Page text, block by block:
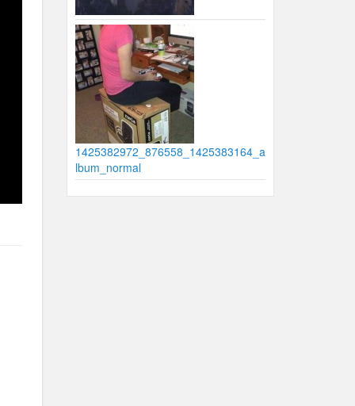
1425382972_876558_1425383164_a
lbum_normal